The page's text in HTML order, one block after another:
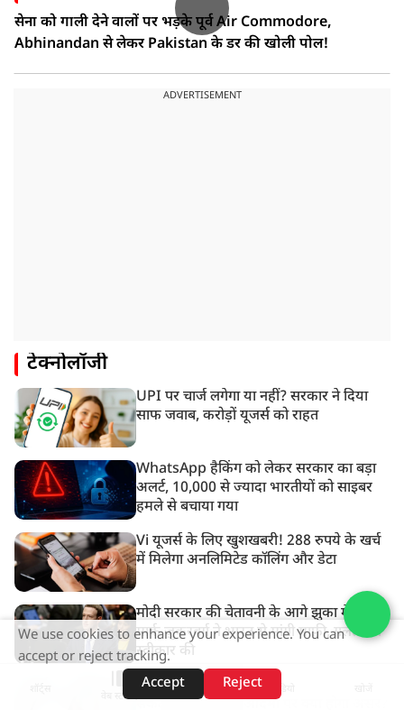
सेना को गाली देने वालों पर भड़के पूर्व Air Commodore,
Abhinandan से लेकर Pakistan के डर की खोली पोल!
ADVERTISEMENT
टेक्नोलॉजी
UPI पर चार्ज लगेगा या नहीं? सरकार ने दिया
साफ जवाब, करोड़ों यूजर्स को राहत
WhatsApp हैकिंग को लेकर सरकार का बड़ा
अलर्ट, 10,000 से ज्यादा भारतीयों को साइबर
हमले से बचाया गया
Vi यूजर्स के लिए खुशखबरी! 288 रुपये के खर्च
में मिलेगा अनलिमिटेड कॉलिंग और डेटा
मोदी सरकार की चेतावनी के आगे झुका मेटा,
मार्क ज़ुकरबर्ग ने भारत से मांगी माफ़ी, गलती भी
स्वीकार की
अब ₹2,000 से ऊपर के UPI पेमेंट पर लग
सकता है चार्ज, आम आदमी पर क्या होगा असर?
वेब स्टोरीज़
We use cookies to enhance your experience. You can
accept or reject tracking.
Accept
Reject